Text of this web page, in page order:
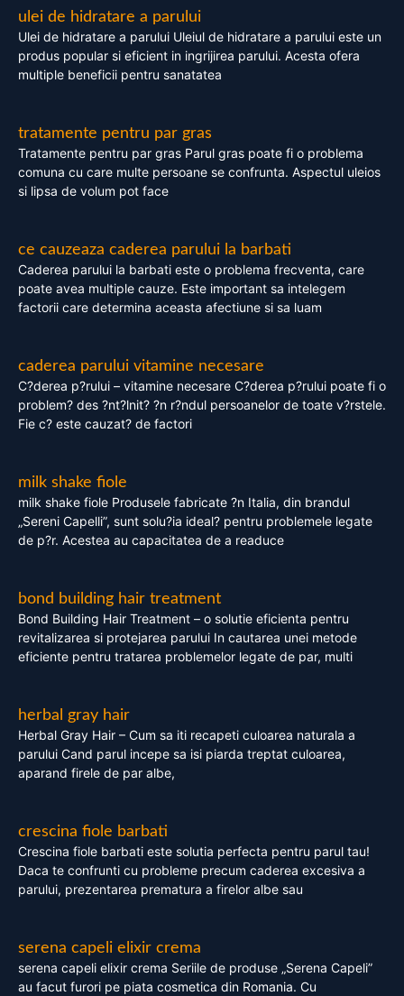
ulei de hidratare a parului
Ulei de hidratare a parului Uleiul de hidratare a parului este un
produs popular si eficient in ingrijirea parului. Acesta ofera
multiple beneficii pentru sanatatea
tratamente pentru par gras
Tratamente pentru par gras Parul gras poate fi o problema
comuna cu care multe persoane se confrunta. Aspectul uleios
si lipsa de volum pot face
ce cauzeaza caderea parului la barbati
Caderea parului la barbati este o problema frecventa, care
poate avea multiple cauze. Este important sa intelegem
factorii care determina aceasta afectiune si sa luam
caderea parului vitamine necesare
C?derea p?rului – vitamine necesare C?derea p?rului poate fi o
problem? des ?nt?lnit? ?n r?ndul persoanelor de toate v?rstele.
Fie c? este cauzat? de factori
milk shake fiole
milk shake fiole Produsele fabricate ?n Italia, din brandul
„Sereni Capelli”, sunt solu?ia ideal? pentru problemele legate
de p?r. Acestea au capacitatea de a readuce
bond building hair treatment
Bond Building Hair Treatment – o solutie eficienta pentru
revitalizarea si protejarea parului In cautarea unei metode
eficiente pentru tratarea problemelor legate de par, multi
herbal gray hair
Herbal Gray Hair – Cum sa iti recapeti culoarea naturala a
parului Cand parul incepe sa isi piarda treptat culoarea,
aparand firele de par albe,
crescina fiole barbati
Crescina fiole barbati este solutia perfecta pentru parul tau!
Daca te confrunti cu probleme precum caderea excesiva a
parului, prezentarea prematura a firelor albe sau
serena capeli elixir crema
serena capeli elixir crema Seriile de produse „Serena Capeli”
au facut furori pe piata cosmetica din Romania. Cu